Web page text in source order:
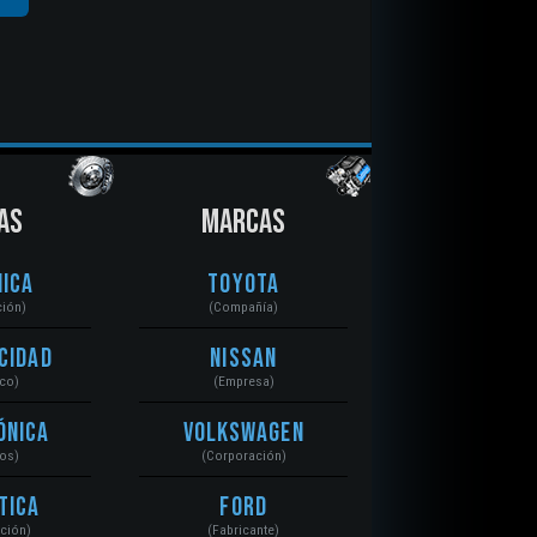
MARCAS
Toyota
(Compañía)
Nissan
(Empresa)
Volkswagen
(Corporación)
Ford
(Fabricante)